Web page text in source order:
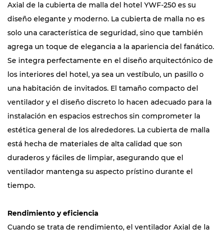
Axial de la cubierta de malla del hotel YWF-250 es su
diseño elegante y moderno. La cubierta de malla no es
solo una característica de seguridad, sino que también
agrega un toque de elegancia a la apariencia del fanático.
Se integra perfectamente en el diseño arquitectónico de
los interiores del hotel, ya sea un vestíbulo, un pasillo o
una habitación de invitados. El tamaño compacto del
ventilador y el diseño discreto lo hacen adecuado para la
instalación en espacios estrechos sin comprometer la
estética general de los alrededores. La cubierta de malla
está hecha de materiales de alta calidad que son
duraderos y fáciles de limpiar, asegurando que el
ventilador mantenga su aspecto prístino durante el
tiempo.
Rendimiento y eficiencia
Cuando se trata de rendimiento, el ventilador Axial de la